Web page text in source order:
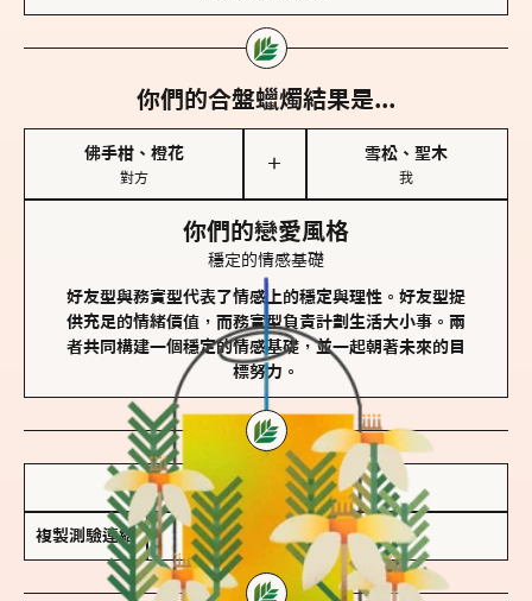
你們的合盤蠟燭結果是...
佛手柑、橙花
對方
＋
雪松、聖木
我
你們的戀愛風格
穩定的情感基礎
好友型與務實型代表了情感上的穩定與理性。好友型提
供充足的情緒價值，而務實型負責計劃生活大小事。兩
者共同構建一個穩定的情感基礎，並一起朝著未來的目
標努力。
儲存我的結果圖
複製測驗連結 查看香氛類型全解析 >>>